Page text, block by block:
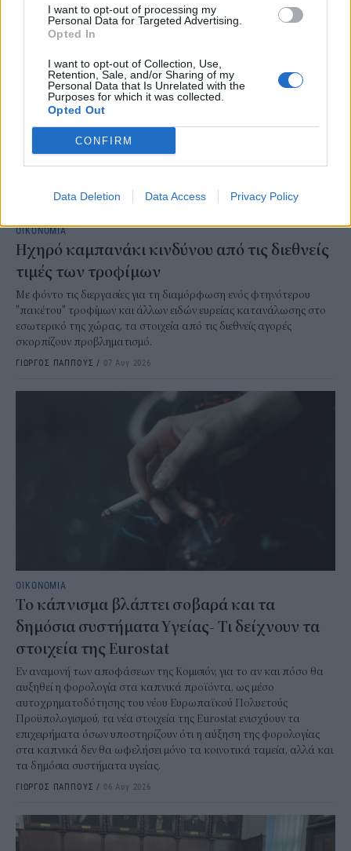
I want to opt-out of processing my
Personal Data for Targeted Advertising.
Opted In
I want to opt-out of Collection, Use,
Retention, Sale, and/or Sharing of my
Personal Data that Is Unrelated with the
Purposes for which it was collected.
Opted Out
CONFIRM
Data Deletion Data Access Privacy Policy
ΓΙΩΡΓΟΣ ΠΑΠΠΟΥΣ/10 Αυγ 2026
ΟΙΚΟΝΟΜΙΑ
Ηχηρό καμπανάκι κινδύνου από τις διεθνείς
τιμές των τροφίμων
Με φόντο τις διεργασίες για τη διαμόρφωση ενός φτηνότερου
"πακέτου" τροφίμων και άλλων ειδών ευρείας κατανάλωσης στο
εσωτερικό της χώρας, τα στοιχεία από τις διεθνείς αγορές
σκορπίζουν προβληματισμό.
ΓΙΩΡΓΟΣ ΠΑΠΠΟΥΣ / 07 Αυγ 2026
ΟΙΚΟΝΟΜΙΑ
Το κάπνισμα βλάπτει σοβαρά και τα
δημόσια συστήματα Υγείας- Τι δείχνουν τα
στοιχεία της Eurostat
Εν αναμονή των αποφάσεων της Κομισιόν, για το αν και πόσο θα
αυξηθεί η φορολογία στα καπνικά προϊόντα, ως μέσο
αυτοχρηματοδότησης του νέου Ευρωπαϊκού Πολυετούς
Προϋπολογισμού, τα νέα στοιχεία της Eurostat ενισχύουν τα
επιχειρήματα όσων υποστηρίζουν ότι η αύξηση της φορολογίας
στα καπνικά δεν θα ωφελήσει μόνο τα κοινοτικά ταμεία, αλλά και
τα δημόσια συστήματα υγείας.
ΓΙΩΡΓΟΣ ΠΑΠΠΟΥΣ / 06 Αυγ 2026